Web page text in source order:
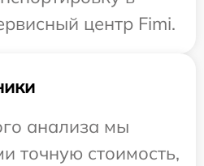
центр Fimi.
анализа мы
точную стоимость,